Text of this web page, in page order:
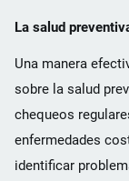
La salud
Una manera
sobre la salud
chequeos
enfermedades
identificar